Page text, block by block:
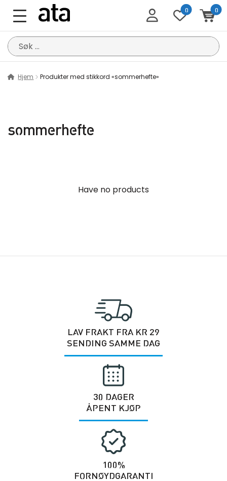
0 0
Søk
etter:
Hjem Produkter med stikkord «sommerhefte»
sommerhefte
Have no products
LAV FRAKT FRA KR 29
SENDING SAMME DAG
30 DAGER
ÅPENT KJØP
100%
FORNØYDGARANTI